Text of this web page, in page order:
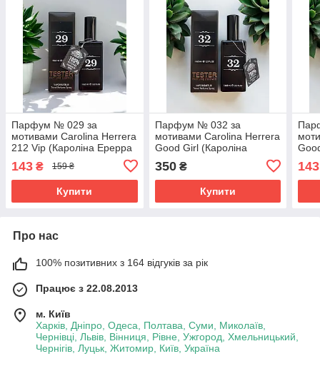
Парфум № 029 за
мотивами Carolina Herrera
212 Vip (Кароліна Ерерра
143 ₴ 159 ₴
Купити
Парфум № 032 за
мотивами Carolina Herrera
Good Girl (Кароліна
350₴
Купити
143
Про нас
100% позитивних з 164 відгуків за рік
Працює з 22.08.2013
м. Київ
Харків, Дніпро, Одеса, Полтава, Суми, Миколаїв,
Чернівці, Львів, Вінниця, Рівне, Ужгород, Хмельницький,
Чернігів, Луцьк, Житомир, Київ, Україна